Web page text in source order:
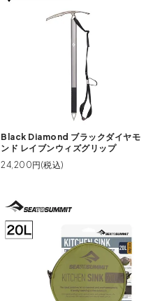
Black Diamond ブラックダイヤモ
ンド レイブンウィズグリップ
24,200円(税込)